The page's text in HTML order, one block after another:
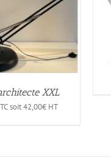
XXL
soit42,00€HT